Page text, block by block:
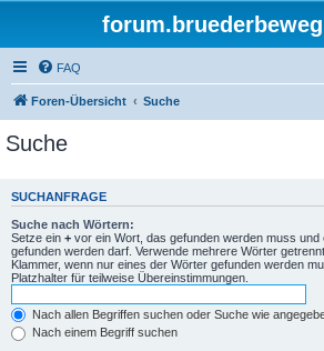
FAQ
Foren-Übersicht Suche
Suche
SUCHANFRAGE
Suche nach Wörtern:
Setze ein + vor ein Wort, das gefunden werden muss und
gefunden werden darf. Verwende mehrere Wörter
Klammer, wenn nur eines der Wörter gefunden werden
Platzhalter für teilweise Übereinstimmungen.
Nach allen Begriffen suchen oder Suche wie
Nach einem Begriff suchen